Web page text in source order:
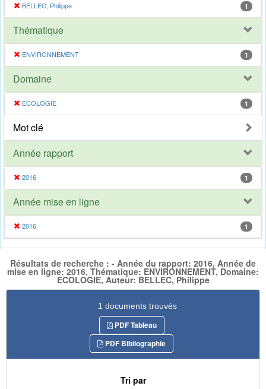
BELLEC, Philippe 1
Thématique
ENVIRONNEMENT 1
Domaine
ECOLOGIE 1
Mot clé
Année rapport
2016 1
Année mise en ligne
2016 1
Résultats de recherche : - Année du rapport: 2016, Année de
mise en ligne: 2016, Thématique: ENVIRONNEMENT, Domaine:
ECOLOGIE, Auteur: BELLEC, Philippe
1 documents trouvés
PDF Tableau
PDF Bibliographie
Tri par